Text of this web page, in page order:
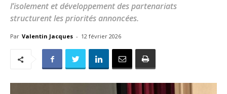
l’isolement et développement des partenariats
structurent les priorités annoncées.
Par Valentin Jacques - 12 février 2026